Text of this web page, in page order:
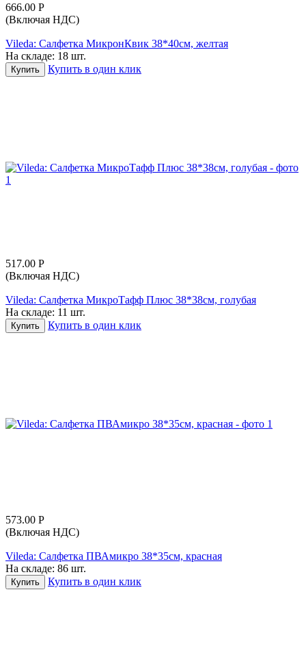
666.00 Р
(Включая НДС)
Vileda: Салфетка МикронКвик 38*40см, желтая
На складе: 18 шт.
Купить Купить в один клик
517.00 Р
(Включая НДС)
Vileda: Салфетка МикроТафф Плюс 38*38см, голубая
На складе: 11 шт.
Купить Купить в один клик
573.00 Р
(Включая НДС)
Vileda: Салфетка ПВАмикро 38*35см, красная
На складе: 86 шт.
Купить Купить в один клик